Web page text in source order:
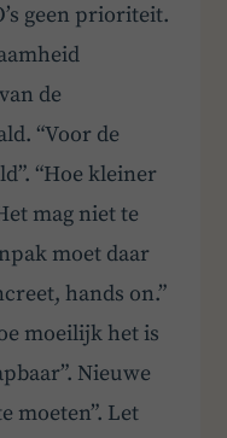
geen prioriteit.
de
“Voor de
“Hoe kleiner
mag niet te
moet daar
hands on.”
moeilijk het is
Nieuwe
moeten”. Let